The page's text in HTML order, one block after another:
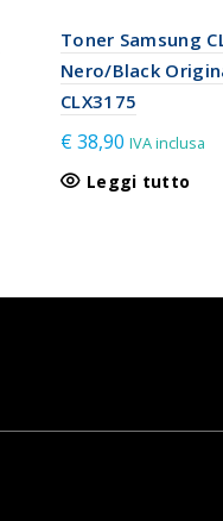
Toner Samsung
Nero/Black
CLX3175
€38,90 IVA inclusa
Leggi tutto